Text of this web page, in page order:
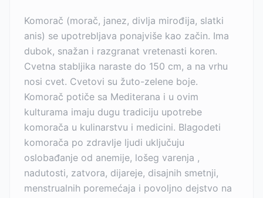
Komorač (morač, janez, divlja mirođija, slatki
anis) se upotrebljava ponajviše kao začin. Ima
dubok, snažan i razgranat vretenasti koren.
Cvetna stabljika naraste do 150 cm, a na vrhu
nosi cvet. Cvetovi su žuto-zelene boje.
Komorač potiče sa Mediterana i u ovim
kulturama imaju dugu tradiciju upotrebe
komorača u kulinarstvu i medicini. Blagodeti
komorača po zdravlje ljudi uključuju
oslobađanje od anemije, lošeg varenja ,
nadutosti, zatvora, dijareje, disajnih smetnji,
menstrualnih poremećaja i povoljno dejstvo na